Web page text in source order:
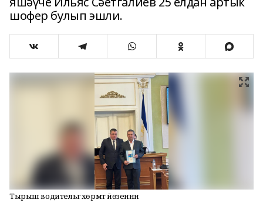
шофер булып эшли.
Тырыш водительгә хөрмәт йөзеннән